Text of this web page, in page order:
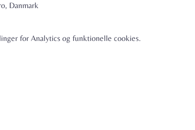
Danmark
for Analytics og funktionelle cookies.